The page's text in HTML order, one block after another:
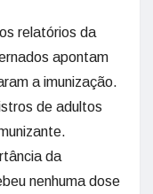
relatórios da
apontam
a imunização.
de adultos
da
nenhuma dose